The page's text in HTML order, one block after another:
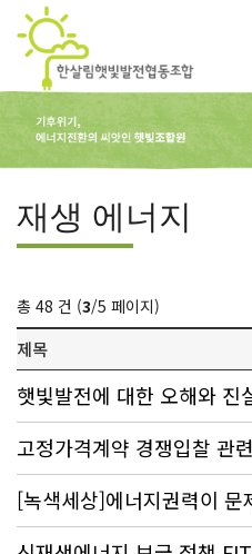
재생 에너지
총 48 건 (3/5 페이지)
제목
햇빛발전에 대한 오해와 진
고정가격계약 경쟁입찰 관
[녹색세상]에너지권력이 문